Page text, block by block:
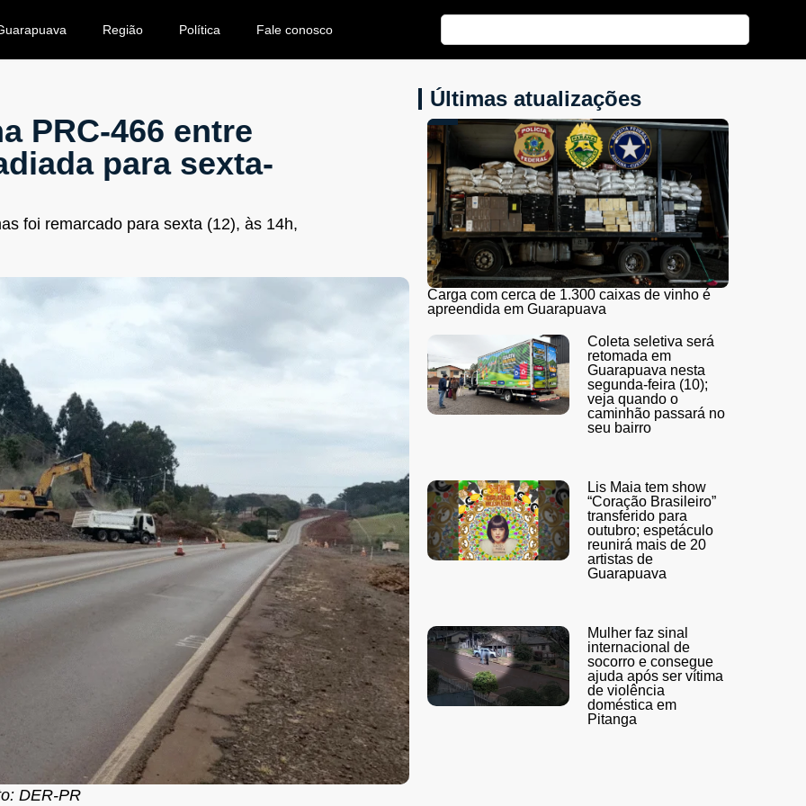
Região Política Fale conosco
PRC-466 entre
para sexta-
foi remarcado para sexta (12), às 14h,
DER-PR
Últimas atualizações
Carga com cerca de 1.300 caixas de vinho é
apreendida em Guarapuava
Coleta seletiva será
retomada em
Guarapuava nesta
segunda-feira (10);
veja quando o
caminhão passará no
seu bairro
Lis Maia tem show
“Coração Brasileiro”
transferido para
outubro; espetáculo
reunirá mais de 20
artistas de
Guarapuava
Mulher faz sinal
internacional de
socorro e consegue
ajuda após ser vítima
de violência
doméstica em
Pitanga